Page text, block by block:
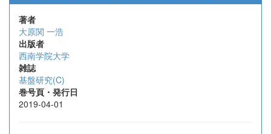
著者
大原関 一浩
出版者
西南学院大学
雑誌
基盤研究(C)
巻号頁・発行日
2019-04-01